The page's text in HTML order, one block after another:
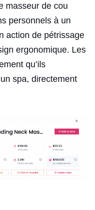
masseur de cou
personnels à un
action de pétrissage
ergonomique. Les
qu’ils
spa, directement